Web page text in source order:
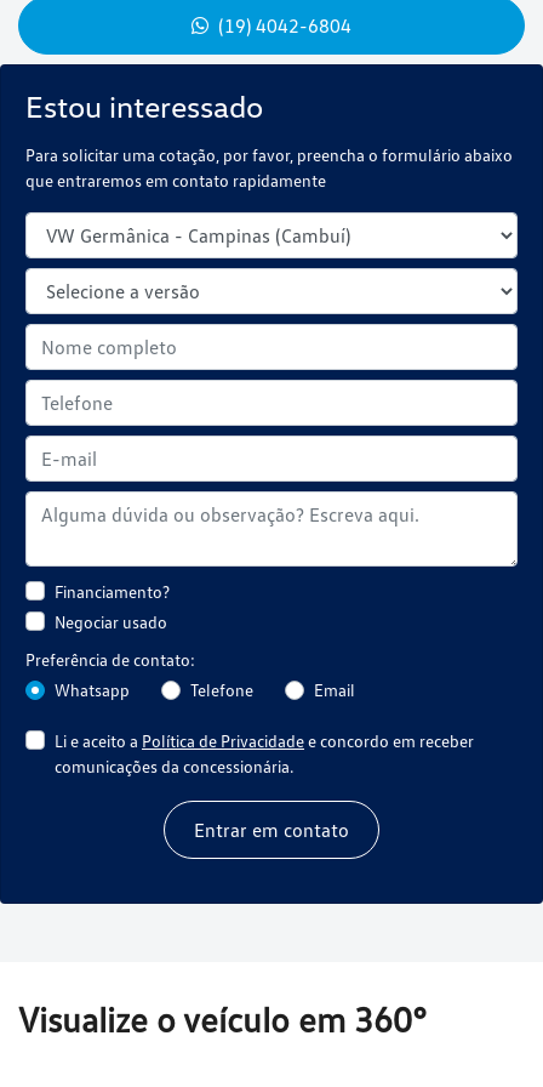
Estou interessado
Para solicitar uma cotação, por favor, preencha o formulário abaixo
que entraremos em contato rapidamente
Financiamento?
Negociar usado
Preferência de contato:
Whatsapp
Telefone Email
Li e aceito a Política de Privacidadee concordo em receber
comunicações da concessionária.
Entrar em contato
(19) 4042-6804
Visualize o veículo em 360°